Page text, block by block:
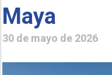
Maya
30 de mayo de 2026